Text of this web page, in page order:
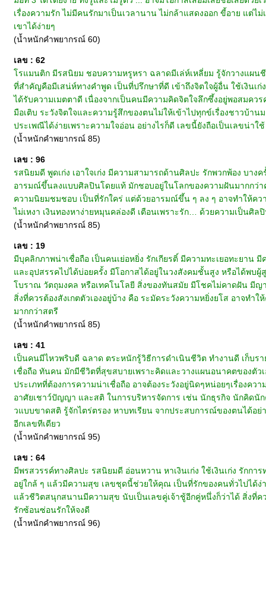
เรื่องความรัก ไม่มีคนรักมาเป็นเวลานาน ไม่กล้าแสดงออก ขี้อาย แต่ไ
เขาได้ง่ายๆ
(น้ำหนักคำพยากรณ์ 60)
เลข : 62
โรแมนติก มีรสนิยม ชอบความหรูหรา ฉลาดมีเล่ห์เหลี่ยม รู้จักวางแผน
ที่สำคัญคือมีเสน่ห์ทางคำพูด เป็นที่ปรึกษาที่ดี เข้าถึงจิตใจผู้อื่น ใช้เงินเ
ได้รับความเมตตาดี เนื่องจากเป็นคนมีความคิดจิตใจลึกซึ้งอยู่พอสมคว
มือเติบ ระวังจิตใจและความรู้สึกของตนไม่ให้เข้าไปทุกข์เรื่องชาวบ้า
ประเพณีได้ง่ายเพราะความใจอ่อน อย่างไรก็ดี เลขนี้ยังถือเป็นเลขน่า
(น้ำหนักคำพยากรณ์ 85)
เลข : 96
รสนิยมดี พูดเก่ง เอาใจเก่ง มีความสามารถด้านศิลปะ รักพวกพ้อง บาง
อารมณ์ขึ้นลงแบบศิลปินโดยแท้ มักชอบอยู่ในโลกของความฝันมากกว่า
ความนิยมชมชอบ เป็นที่รักใคร่ แต่ด้วยอารมณ์ขึ้น ๆ ลง ๆ อาจทำให้คว
ไม่เหงา เงินทองหาง่ายหมุนคล่องดี เตือนเพราะรัก… ด้วยความเป็นศิล
(น้ำหนักคำพยากรณ์ 85)
เลข : 19
มีบุคลิกภาพน่าเชื่อถือ เป็นคนเย่อหยิ่ง รักเกียรติ์ มีความทะเยอทะยา
และอุปสรรคไปได้บ่อยครั้ง มีโอกาสได้อยู่ในวงสังคมชั้นสูง หรือได้พบ
โบราณ วัตถุมงคล หรือเทคโนโลยี สิ่งของทันสมัย มีโชคไม่คาดฝัน มีญ
สิ่งที่ควรต้องสังเกตตัวเองอยู่บ้าง คือ ระมัดระวังความหยิ่งยโส อาจท
มากกว่าสตรี
(น้ำหนักคำพยากรณ์ 85)
เลข : 41
เป็นคนมีไหวพริบดี ฉลาด ตระหนักรู้วิธีการดำเนินชีวิต ทำงานดี เก็บร
เชื่อถือ ทันคน มักมีชีวิตที่สุขสบายเพราะคิดและวางแผนอนาคตของตัว
ประเภทที่ต้องการความน่าเชื่อถือ อาจต้องระวังอยู่นิดๆหน่อยๆเรื่องคว
อาศัยเชาว์ปัญญา และสติ ในการบริหารจัดการ เช่น นักธุรกิจ นักคิด
วแบบขาดสติ รู้จักไตร่ตรอง หาบทเรียน จากประสบการณ์ของตนได้อย่
อีกเลขทีเดียว
(น้ำหนักคำพยากรณ์ 95)
เลข : 64
มีพรสวรรค์ทางศิลปะ รสนิยมดี อ่อนหวาน หาเงินเก่ง ใช้เงินเก่ง รักกา
อยู่ใกล้ ๆ แล้วมีความสุข เลขชุดนี้ช่วยให้คุณ เป็นที่รักของคนทั่วไปได้ง่
แล้วชีวิตสนุกสนานมีความสุข นับเป็นเลขคู่เจ้าชู้อีกคู่หนึ่งก็ว่าได้ สิ่งที่ค
รักซ้อนซ่อนรักให้จงดี
(น้ำหนักคำพยากรณ์ 96)